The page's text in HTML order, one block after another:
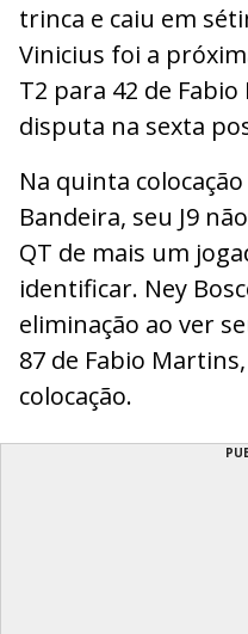
trinca e caiu em
Vinicius foi a
T2 para 42 de
disputa na sexta
Na quinta
Bandeira, seu J9
QT de mais um
identificar. Ney
eliminação ao ver
87 de Fabio
colocação.